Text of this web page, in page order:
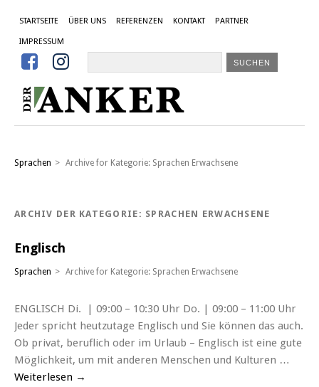
STARTSEITE ÜBER UNS REFERENZEN KONTAKT PARTNER
IMPRESSUM
 
Sprachen > Archive for Kategorie: Sprachen Erwachsene
ARCHIV DER KATEGORIE: SPRACHEN ERWACHSENE
Englisch
Sprachen > Archive for Kategorie: Sprachen Erwachsene
ENGLISCH Di. | 09:00 – 10:30 Uhr Do. | 09:00 – 11:00 Uhr
Jeder spricht heutzutage Englisch und Sie können das auch.
Ob privat, beruflich oder im Urlaub – Englisch ist eine gute
Möglichkeit, um mit anderen Menschen und Kulturen …
Weiterlesen →